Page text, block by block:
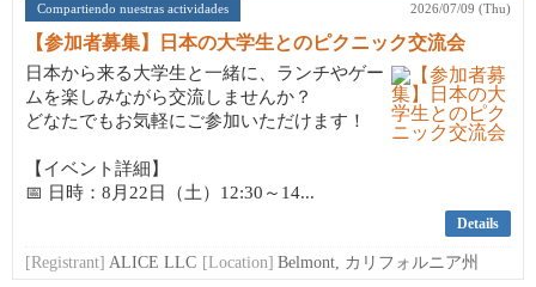
Compartiendo nuestras actividades 2026/07/09 (Thu)
【参加者募集】日本の大学生とのピクニック交流会
日本から来る大学生と一緒に、ランチやゲー
ムを楽しみながら交流しませんか？
どなたでもお気軽にご参加いただけます！
【イベント詳細】
📅 日時：8月22日（土）12:30～14...
Details
[Registrant] ALICE LLC [Location] Belmont, カリフォルニア州